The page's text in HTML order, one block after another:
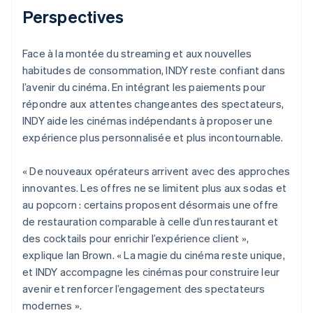
Perspectives
Face à la montée du streaming et aux nouvelles
habitudes de consommation, INDY reste confiant dans
l’avenir du cinéma. En intégrant les paiements pour
répondre aux attentes changeantes des spectateurs,
INDY aide les cinémas indépendants à proposer une
expérience plus personnalisée et plus incontournable.
« De nouveaux opérateurs arrivent avec des approches
innovantes. Les offres ne se limitent plus aux sodas et
au popcorn : certains proposent désormais une offre
de restauration comparable à celle d’un restaurant et
des cocktails pour enrichir l’expérience client »,
explique Ian Brown. « La magie du cinéma reste unique,
et INDY accompagne les cinémas pour construire leur
avenir et renforcer l’engagement des spectateurs
modernes ».